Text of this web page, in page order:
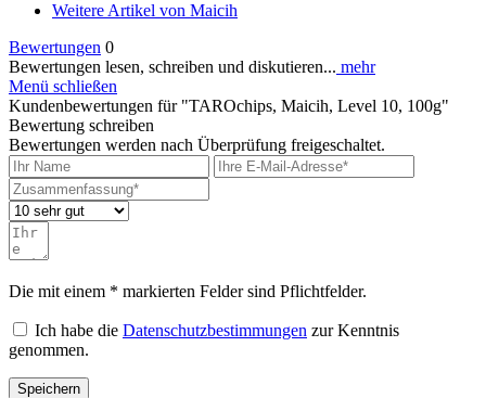
Weitere Artikel von Maicih
Bewertungen 0
Bewertungen lesen, schreiben und diskutieren... mehr
Menü schließen
Kundenbewertungen für "TAROchips, Maicih, Level 10, 100g"
Bewertung schreiben
Bewertungen werden nach Überprüfung freigeschaltet.
Die mit einem * markierten Felder sind Pflichtfelder.
Ich habe die Datenschutzbestimmungen zur Kenntnis
genommen.
Speichern